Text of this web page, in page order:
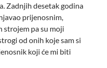
Zadnjih desetak godina
prijenosnim,
strojem pa su moji
od onih koje sam si
koji će mi biti